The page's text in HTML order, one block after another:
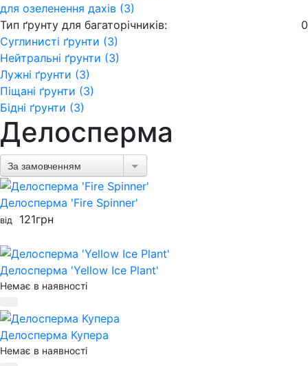
для озеленення дахів (3)
Тип ґрунту для багаторічників:
0
Суглинисті ґрунти (3)
Нейтральні ґрунти (3)
Лужні ґрунти (3)
Піщані ґрунти (3)
Бідні ґрунти (3)
Делосперма
За замовченням
Делосперма 'Fire Spinner'
від 121грн
Делосперма 'Yellow Ice Plant'
Немає в наявності
Делосперма Купера
Немає в наявності